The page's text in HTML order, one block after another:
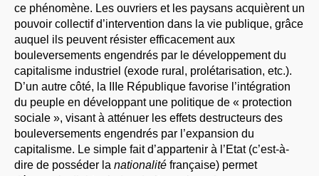
ce phénomène. Les ouvriers et les paysans acquièrent un
pouvoir collectif d’intervention dans la vie publique, grâce
auquel ils peuvent résister efficacement aux
bouleversements engendrés par le développement du
capitalisme industriel (exode rural, prolétarisation, etc.).
D’un autre côté, la IIIe République favorise l’intégration
du peuple en développant une politique de « protection
sociale », visant à atténuer les effets destructeurs des
bouleversements engendrés par l’expansion du
capitalisme. Le simple fait d’appartenir à l’Etat (c’est-à-
dire de posséder la nationalité française) permet